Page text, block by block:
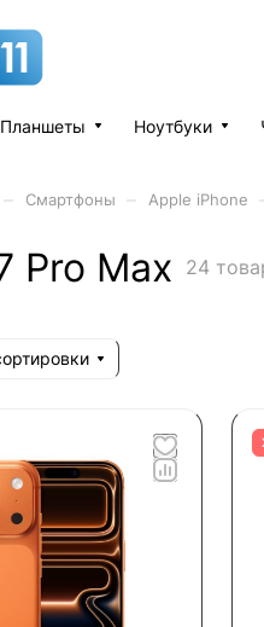
Планшеты Ноутбуки
Смартфоны Apple iPhone
Pro Max 24